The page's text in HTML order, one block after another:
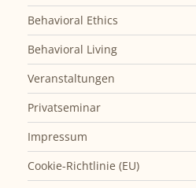
Behavioral Ethics
Behavioral Living
Veranstaltungen
Privatseminar
Impressum
Cookie-Richtlinie (EU)